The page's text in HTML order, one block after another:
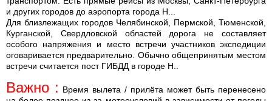
и других городов до аэропорта города Н...
Для близлежащих городов Челябинской, Пермской, Тюменской,
Курганской, Свердловской областей дорога не составляет
особого напряжения и место встречи участников экспедиции
оговаривается предварительно. Обычно общепринятым местом
встречи считается пост ГИБДД в городе Н..
Важно : Время вылета / прилёта может быть перенесено